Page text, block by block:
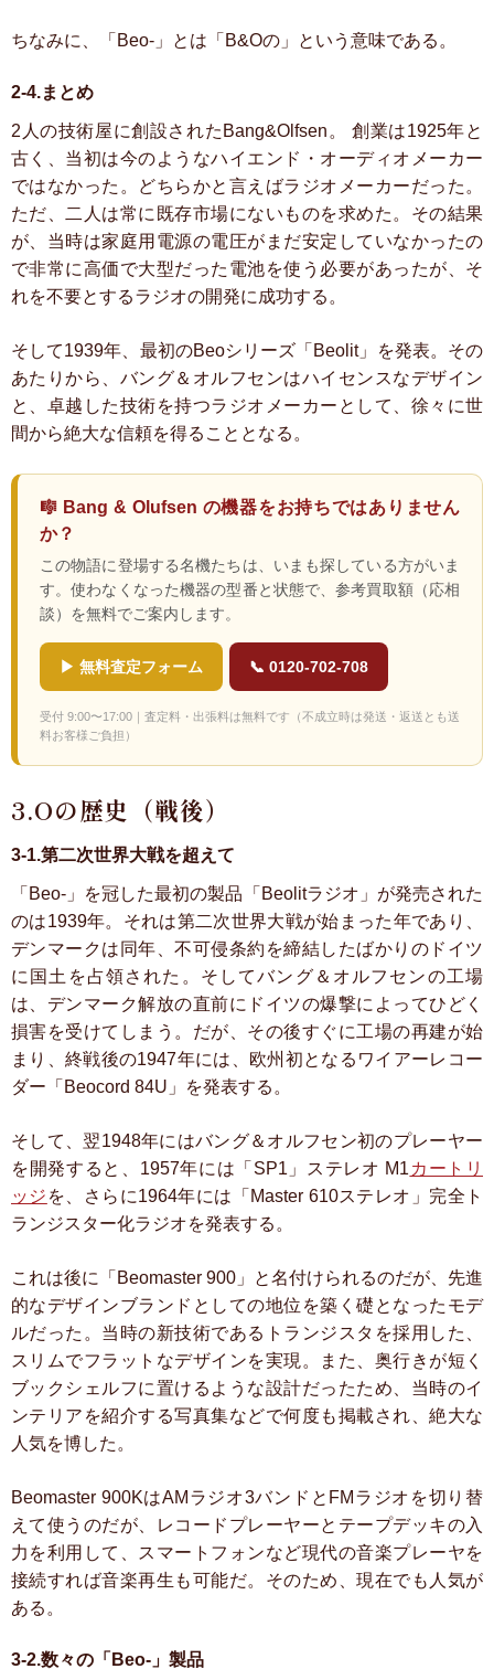
ちなみに、「Beo-」とは「B&Oの」という意味である。
2-4.まとめ
2人の技術屋に創設されたBang&Olfsen。
創業は1925年と
古く、当初は今のようなハイエンド・オーディオメーカー
ではなかった。どちらかと言えばラジオメーカーだった。
ただ、二人は常に既存市場にないものを求めた。その結果
が、当時は家庭用電源の電圧がまだ安定していなかったの
で非常に高価で大型だった電池を使う必要があったが、そ
れを不要とするラジオの開発に成功する。
そして1939年、最初のBeoシリーズ「Beolit」を発表。その
あたりから、バング＆オルフセンはハイセンスなデザイン
と、卓越した技術を持つラジオメーカーとして、徐々に世
間から絶大な信頼を得ることとなる。
🎼 Bang & Olufsen の機器をお持ちではありません
か？
この物語に登場する名機たちは、いまも探している方がいま
す。使わなくなった機器の型番と状態で、参考買取額（応相
談）を無料でご案内します。
▶ 無料査定フォーム 📞 0120-702-708
受付 9:00〜17:00｜査定料・出張料は無料です（不成立時は発送・返送とも送
料お客様ご負担）
3.Oの歴史（戦後）
3-1.第二次世界大戦を超えて
「Beo-」を冠した最初の製品「Beolitラジオ」が発売された
のは1939年。それは第二次世界大戦が始まった年であり、
デンマークは同年、不可侵条約を締結したばかりのドイツ
に国土を占領された。そしてバング＆オルフセンの工場
は、デンマーク解放の直前にドイツの爆撃によってひどく
損害を受けてしまう。だが、その後すぐに工場の再建が始
まり、終戦後の1947年には、欧州初となるワイアーレコー
ダー「Beocord 84U」を発表する。
そして、翌1948年にはバング＆オルフセン初のプレーヤー
を開発すると、1957年には「SP1」ステレオ M1 カートリ
ッジ を、さらに1964年には「Master 610ステレオ」完全ト
ランジスター化ラジオを発表する。
これは後に「Beomaster 900」と名付けられるのだが、先進
的なデザインブランドとしての地位を築く礎となったモデ
ルだった。当時の新技術であるトランジスタを採用した、
スリムでフラットなデザインを実現。また、奥行きが短く
ブックシェルフに置けるような設計だったため、当時のイ
ンテリアを紹介する写真集などで何度も掲載され、絶大な
人気を博した。
Beomaster 900KはAMラジオ3バンドとFMラジオを切り替
えて使うのだが、レコードプレーヤーとテープデッキの入
力を利用して、スマートフォンなど現代の音楽プレーヤを
接続すれば音楽再生も可能だ。そのため、現在でも人気が
ある。
3-2.数々の「Beo-」製品